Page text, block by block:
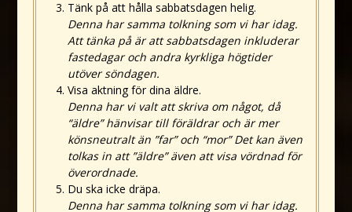
Tänk på att hålla sabbatsdagen helig.
Denna har samma tolkning som vi har idag.
Att tänka på är att sabbatsdagen inkluderar
fastedagar och andra kyrkliga högtider
utöver söndagen.
Visa aktning för dina äldre.
Denna har vi valt att skriva om något, då
“äldre” hänvisar till föräldrar och är mer
könsneutralt än ”far” och “mor” Det kan även
tolkas in att ”äldre” även att visa vördnad för
överordnade.
Du ska icke dräpa.
Denna har samma tolkning som vi har idag.